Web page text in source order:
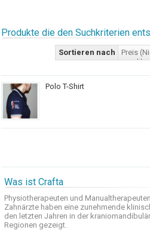
Produkte die den Suchkriterien
Sortieren nach
Preis
>
Polo T-Shirt
Was ist Crafta
Physiotherapeuten und Manualtherapeuten
Zahnärzte haben eine zunehmende
den letzten Jahren in der
Regionen gezeigt.